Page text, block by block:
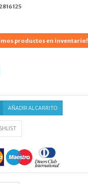
productos en inventario!
AÑADIR AL CARRITO